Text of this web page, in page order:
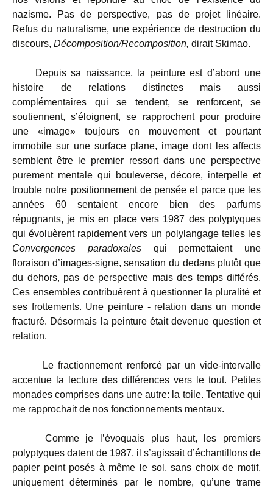
nazisme. Pas de perspective, pas de projet linéaire.
Refus du naturalisme, une expérience de destruction du
discours, Décomposition/Recomposition, dirait Skimao.
Depuis sa naissance, la peinture est d’abord une
histoire de relations distinctes mais aussi
complémentaires qui se tendent, se renforcent, se
soutiennent, s’éloignent, se rapprochent pour produire
une «image» toujours en mouvement et pourtant
immobile sur une surface plane, image dont les affects
semblent être le premier ressort dans une perspective
purement mentale qui bouleverse, décore, interpelle et
trouble notre positionnement de pensée et parce que les
années 60 sentaient encore bien des parfums
répugnants, je mis en place vers 1987 des polyptyques
qui évoluèrent rapidement vers un polylangage telles les
Convergences paradoxales qui permettaient une
floraison d’images-signe, sensation du dedans plutôt que
du dehors, pas de perspective mais des temps différés.
Ces ensembles contribuèrent à questionner la pluralité et
ses frottements. Une peinture - relation dans un monde
fracturé. Désormais la peinture était devenue question et
relation.
Le fractionnement renforcé par un vide-intervalle
accentue la lecture des différences vers le tout. Petites
monades comprises dans une autre: la toile. Tentative qui
me rapprochait de nos fonctionnements mentaux.
Comme je l’évoquais plus haut, les premiers
polyptyques datent de 1987, il s’agissait d’échantillons de
papier peint posés à même le sol, sans choix de motif,
uniquement déterminés par le nombre, qu’une trame